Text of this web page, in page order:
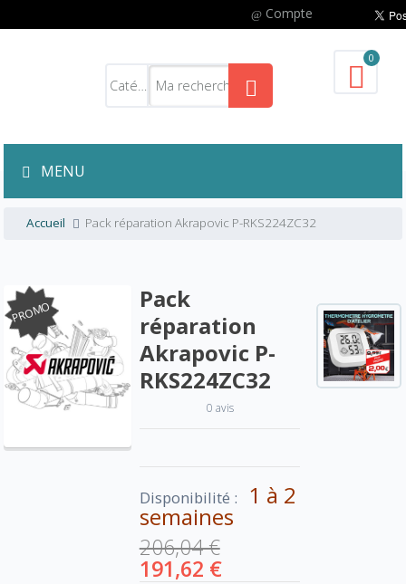
Compte
0
MENU
Accueil Pack réparation Akrapovic P-RKS224ZC32
PROMO
Pack
réparation
Akrapovic P-
RKS224ZC32
0 avis
Disponibilité : 1 à 2
semaines
206,04 €
191,62 €